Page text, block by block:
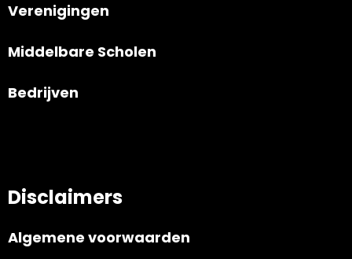
Verenigingen
Middelbare Scholen
Bedrijven
Disclaimers
Algemene voorwaarden